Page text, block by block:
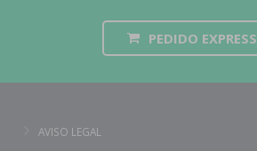
PEDIDO EXPRESS
AVISO LEGAL